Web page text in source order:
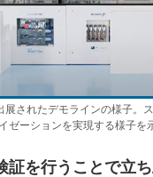
展されたデモラインの様子。
ゼーションを実現する様子
証を行うことで立